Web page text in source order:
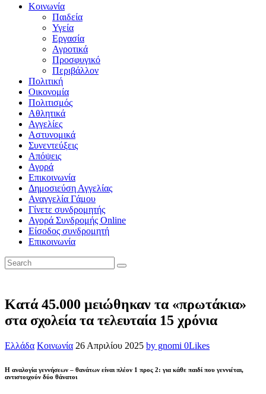
Κοινωνία
Παιδεία
Υγεία
Εργασία
Αγροτικά
Προσφυγικό
Περιβάλλον
Πολιτική
Οικονομία
Πολιτισμός
Αθλητικά
Αγγελίες
Αστυνομικά
Συνεντεύξεις
Απόψεις
Αγορά
Επικοινωνία
Δημοσιεύση Αγγελίας
Αναγγελία Γάμου
Γίνετε συνδρομητής
Αγορά Συνδρομής Online
Είσοδος συνδρομητή
Επικοινωνία
Κατά 45.000 μειώθηκαν τα «πρωτάκια»
στα σχολεία τα τελευταία 15 χρόνια
Ελλάδα Κοινωνία 26 Απριλίου 2025 by gnomi 0Likes
H αναλογία γεννήσεων – θανάτων είναι πλέον 1 προς 2: για κάθε παιδί που γεννιέται,
αντιστοιχούν δύο θάνατοι